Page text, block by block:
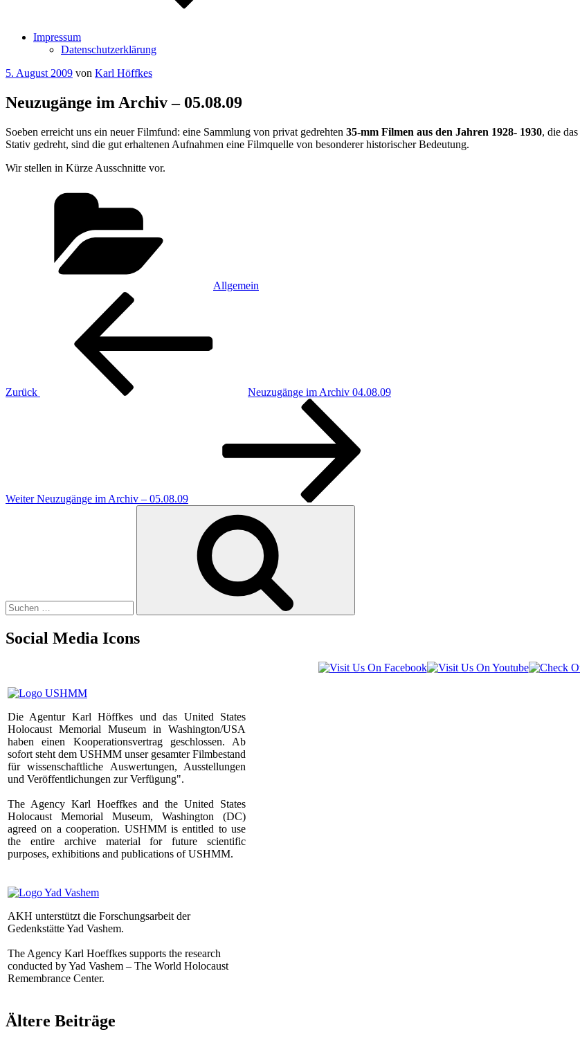
Impressum
Datenschutzerklärung
Veröffentlicht
5. August 2009 von Karl Höffkes
Neuzugänge im Archiv – 05.08.09
Soeben erreicht uns ein neuer Filmfund: eine Sammlung von privat gedrehten 35-mm Filmen aus den Jahren 1928- 1930, die das
Stativ gedreht, sind die gut erhaltenen Aufnahmen eine Filmquelle von besonderer historischer Bedeutung.
Wir stellen in Kürze Ausschnitte vor.
Allgemein
Beitragsnavigation
Zurück
Neuzugänge im Archiv 04.08.09
Weiter Neuzugänge im Archiv – 05.08.09
Social Media Icons
Die Agentur Karl Höffkes und das United States
Holocaust Memorial Museum in Washington/USA
haben einen Kooperationsvertrag geschlossen. Ab
sofort steht dem USHMM unser gesamter Filmbestand
für wissenschaftliche Auswertungen, Ausstellungen
und Veröffentlichungen zur Verfügung".
The Agency Karl Hoeffkes and the United States
Holocaust Memorial Museum, Washington (DC)
agreed on a cooperation. USHMM is entitled to use
the entire archive material for future scientific
purposes, exhibitions and publications of USHMM.
AKH unterstützt die Forschungsarbeit der
Gedenkstätte Yad Vashem.
The Agency Karl Hoeffkes supports the research
conducted by Yad Vashem – The World Holocaust
Remembrance Center.
Ältere Beiträge